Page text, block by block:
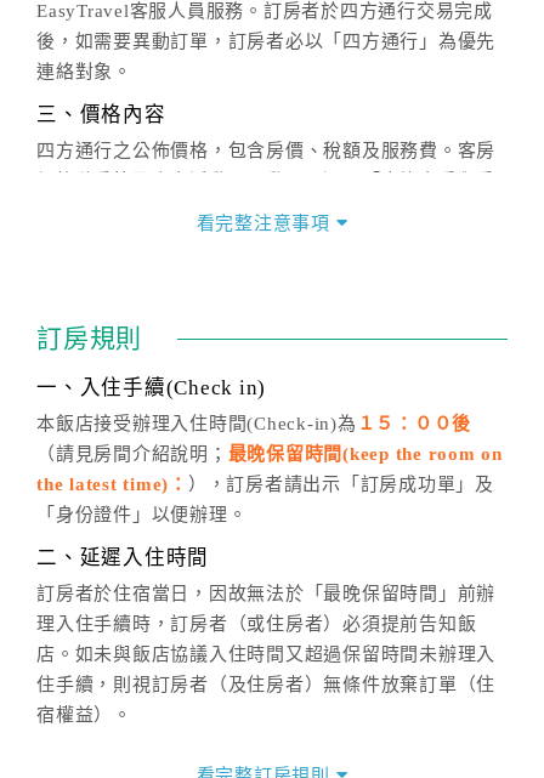
EasyTravel客服人員服務。訂房者於四方通行交易完成
後，如需要異動訂單，訂房者必以「四方通行」為優先
連絡對象。
三、價格內容
四方通行之公佈價格，包含房價、稅額及服務費。客房
價」之當日價格為標準。
話方式異動訂單。
※非客服時間之申辦異動，皆為次日計算及辦理。
五、客服時間
週一至週日，上午9:00～晚上6:00
六、聯絡方式
(07)9682715 。
看完整注意事項
訂房規則
一、入住手續(Check in)
本飯店接受辦理入住時間(Check-in)為 １５：００後
（請見房間介紹說明； 最晚保留時間(keep the room on
the latest time)： ），訂房者請出示「訂房成功單」及
「身份證件」以便辦理。
二、延遲入住時間
訂房者於住宿當日，因故無法於「最晚保留時間」前辦
理入住手續時，訂房者（或住房者）必須提前告知飯
店。如未與飯店協議入住時間又超過保留時間未辦理入
住手續，則視訂房者（及住房者）無條件放棄訂單（住
宿權益）。